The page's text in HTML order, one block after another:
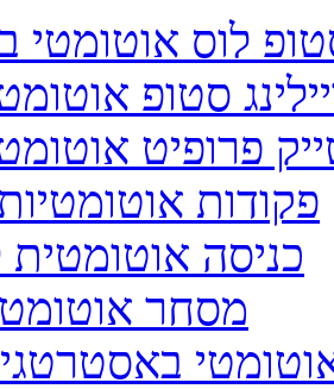
לוס אוטומטי
סטופ
פרופיט
פקודות
כניסה אוטומטית
מסחר